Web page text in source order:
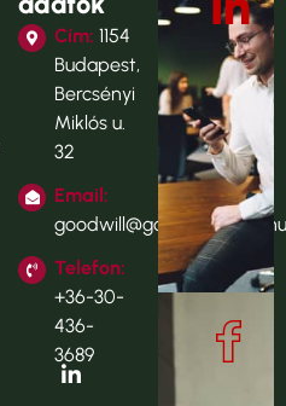
Cím: 1154
Budapest,
Bercsényi
Miklós u.
32
Email:
Telefon:
+36-30-
436-
3689